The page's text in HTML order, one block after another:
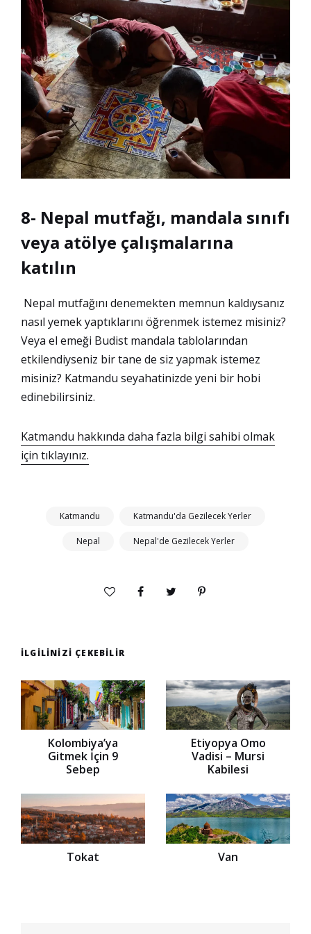
8- Nepal mutfağı, mandala sınıfı
veya atölye çalışmalarına
katılın
Nepal mutfağını denemekten memnun kaldıysanız
nasıl yemek yaptıklarını öğrenmek istemez misiniz?
Veya el emeği Budist mandala tablolarından
etkilendiyseniz bir tane de siz yapmak istemez
misiniz? Katmandu seyahatinizde yeni bir hobi
edinebilirsiniz.
Katmandu hakkında daha fazla bilgi sahibi olmak
için tıklayınız.
Katmandu Katmandu'da Gezilecek Yerler
Nepal Nepal'de Gezilecek Yerler
İLGILINIZI ÇEKEBILIR
Kolombiya’ya
Gitmek İçin 9
Sebep
Etiyopya Omo
Vadisi – Mursi
Kabilesi
Tokat Van